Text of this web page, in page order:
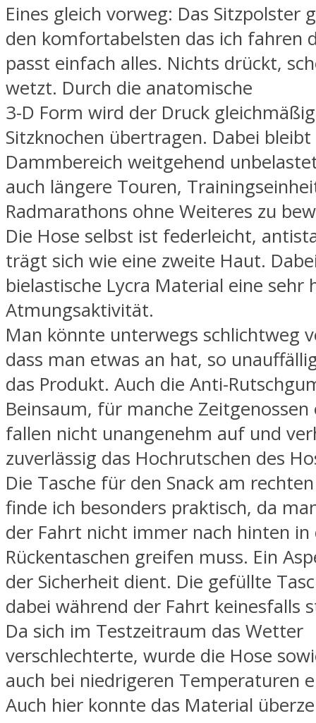
Eines gleich vorweg: Das Sitzpolster
den komfortabelsten das ich fahren
passt einfach alles. Nichts drückt,
wetzt. Durch die anatomische
3-D Form wird der Druck
Sitzknochen übertragen. Dabei
Dammbereich weitgehend
auch längere Touren,
Radmarathons ohne Weiteres zu
Die Hose selbst ist federleicht,
trägt sich wie eine zweite Haut.
bielastische Lycra Material eine sehr
Atmungsaktivität.
Man könnte unterwegs schlichtweg
dass man etwas an hat, so
das Produkt. Auch die Anti-
Beinsaum, für manche Zeitgenossen
fallen nicht unangenehm auf und
zuverlässig das Hochrutschen des
Die Tasche für den Snack am
finde ich besonders praktisch, da
der Fahrt nicht immer nach hinten in
Rückentaschen greifen muss. Ein
der Sicherheit dient. Die gefüllte
dabei während der Fahrt keinesfalls
Da sich im Testzeitraum das Wetter
verschlechterte, wurde die Hose
auch bei niedrigeren Temperaturen
Auch hier konnte das Material